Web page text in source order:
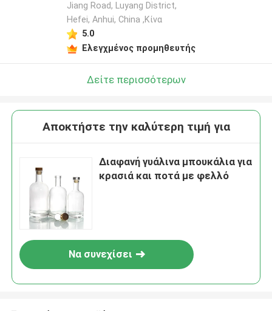
Jiang Road, Luyang District,
Hefei, Anhui, China ,Κίνα
5.0
Ελεγχμένος προμηθευτής
Δείτε περισσότερων
Αποκτήστε την καλύτερη τιμή για
Διαφανή γυάλινα μπουκάλια για
κρασιά και ποτά με φελλό
Να συνεχίσει